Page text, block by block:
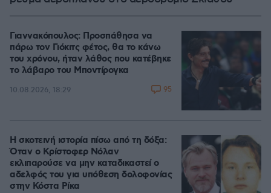
Γιαννακόπουλος: Προσπάθησα να
πάρω τον Γιόκιτς φέτος, θα το κάνω
του χρόνου, ήταν λάθος που κατέβηκε
το λάβαρο του Μποντίρογκα
10.08.2026, 18:29 95
Η σκοτεινή ιστορία πίσω από τη δόξα:
Όταν ο Κρίστοφερ Νόλαν
εκλιπαρούσε να μην καταδικαστεί ο
αδελφός του για υπόθεση δολοφονίας
στην Κόστα Ρίκα